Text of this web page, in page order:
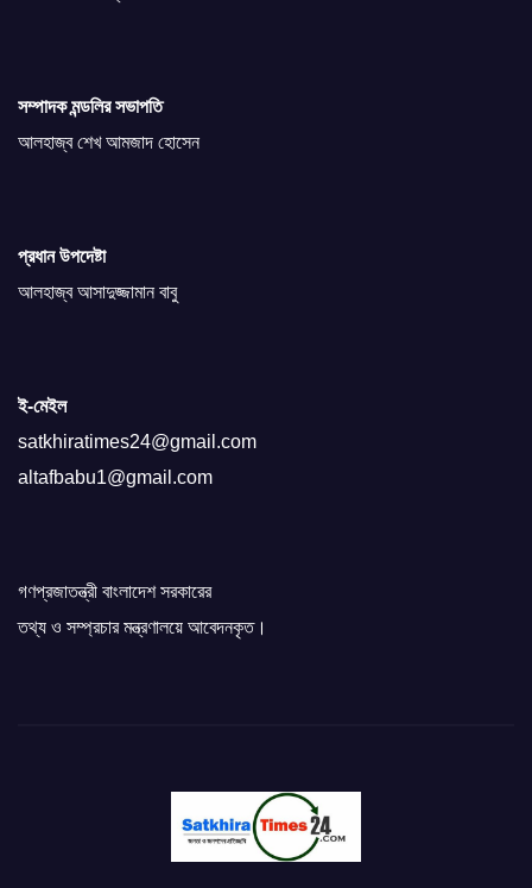
সম্পাদক মন্ডলির সভাপতি
আলহাজ্ব শেখ আমজাদ হোসেন
প্রধান উপদেষ্টা
আলহাজ্ব আসাদুজ্জামান বাবু
ই-মেইল
satkhiratimes24@gmail.com
altafbabu1@gmail.com
গণপ্রজাতন্ত্রী বাংলাদেশ সরকারের
তথ্য ও সম্প্রচার মন্ত্রণালয়ে আবেদনকৃত।